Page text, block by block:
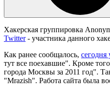
Хакерская группировка
Twitter- участника данного
Как ранее сообщалось, сегодня
тут все поехавшие". Кроме
города Москвы за 2011 год".
"Mrazish". Работа сайта была